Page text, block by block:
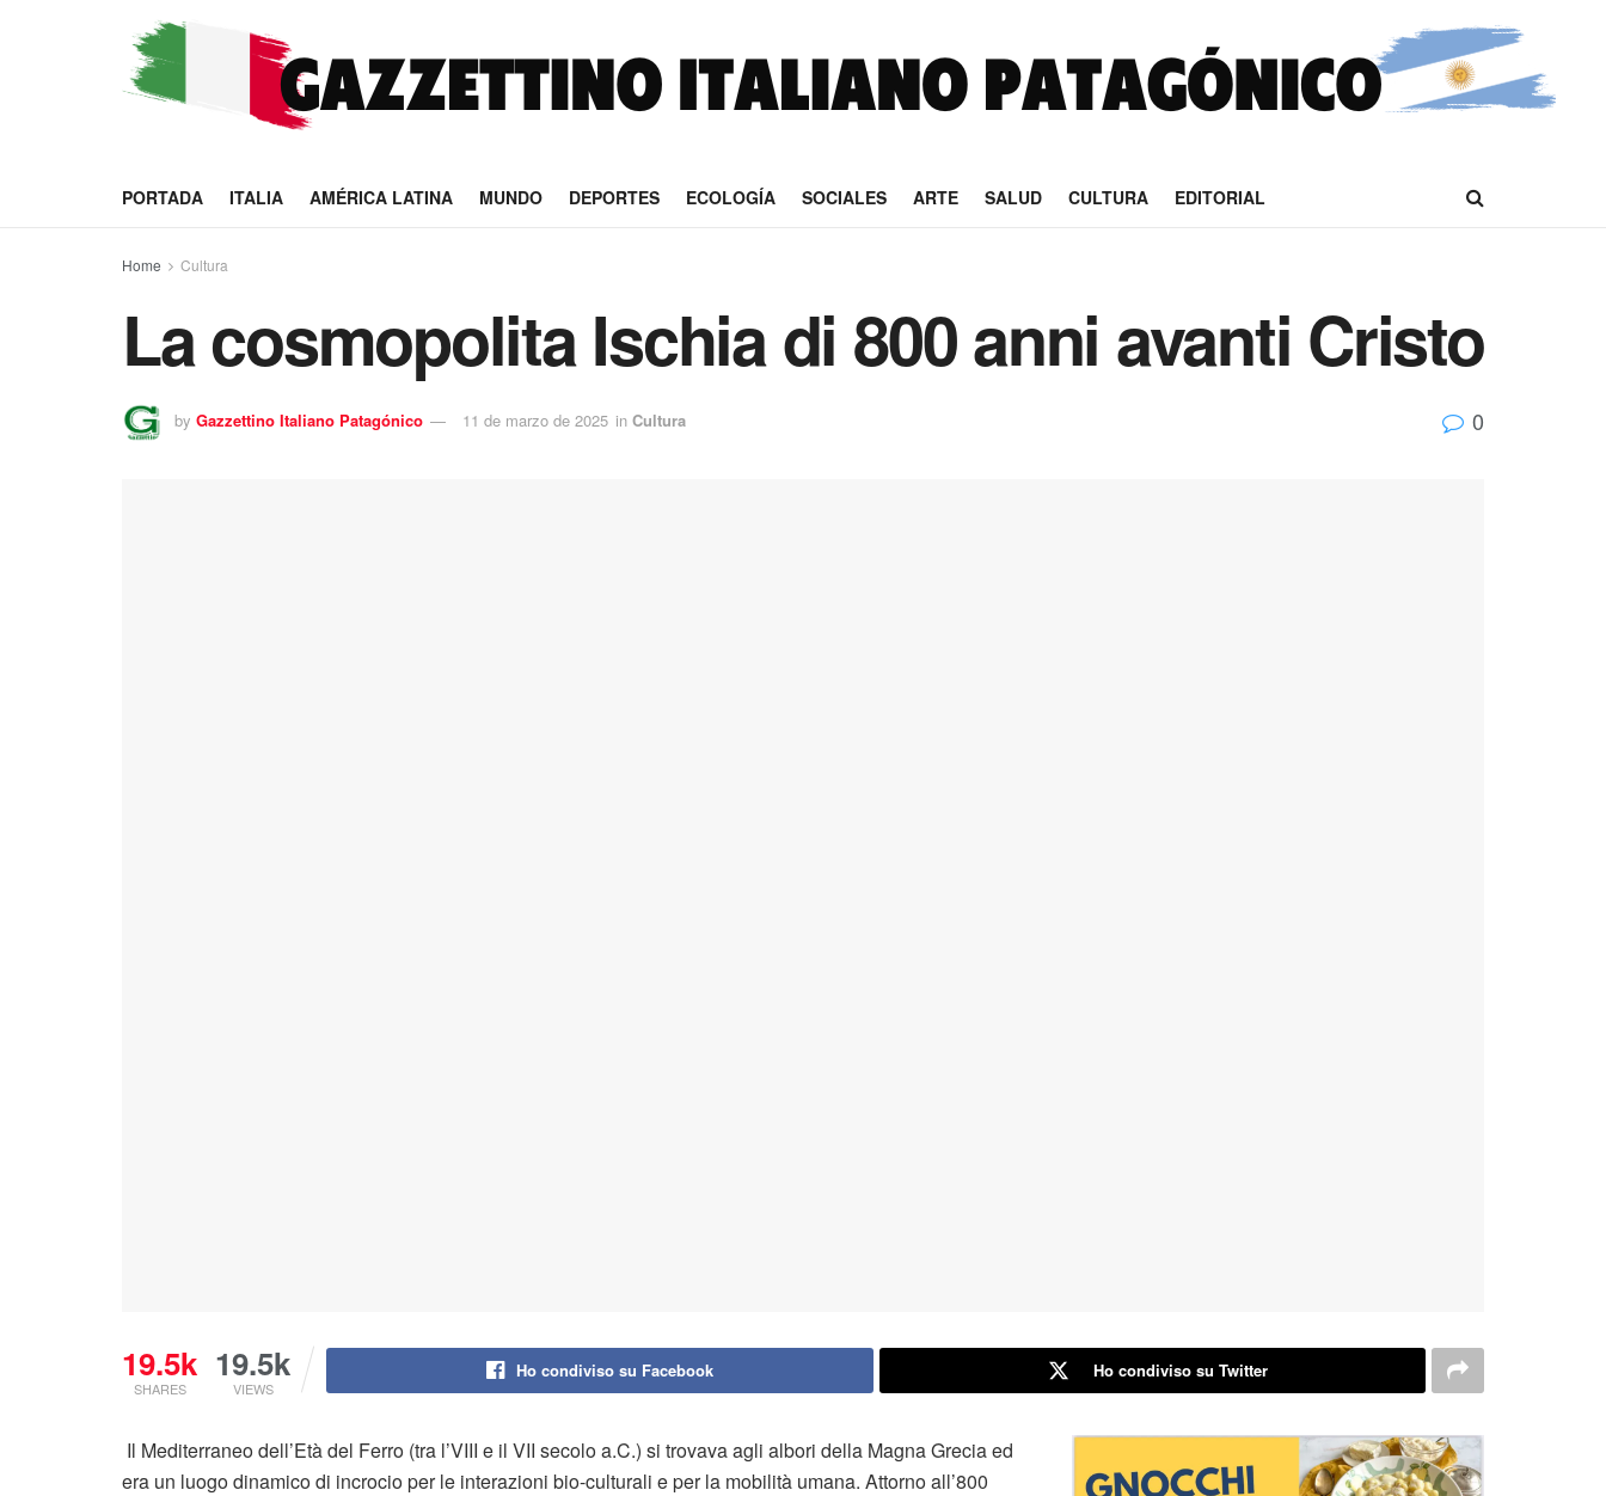
PORTADA ITALIA AMÉRICA LATINA MUNDO DEPORTES ECOLOGÍA SOCIALES ARTE SALUD CULTURA EDITORIAL
Home Cultura
La cosmopolita Ischia di 800 anni avanti Cristo
by Gazzettino Italiano Patagónico 11 de marzo de 2025 in Cultura 0
19.5k
SHARES
19.5k
VIEWS
Ho condiviso su Facebook Ho condiviso su Twitter
Il Mediterraneo dell’Età del Ferro (tra l’VIII e il VII secolo a.C.) si trovava agli albori della Magna Grecia ed
era un luogo dinamico di incrocio per le interazioni bio-culturali e per la mobilità umana. Attorno all’800